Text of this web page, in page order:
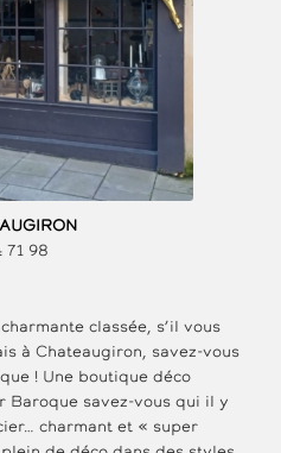
71 98
classée, s’il vous
à Chateaugiron, savez-vous
! Une boutique déco
Baroque savez-vous qui il y
charmant et « super